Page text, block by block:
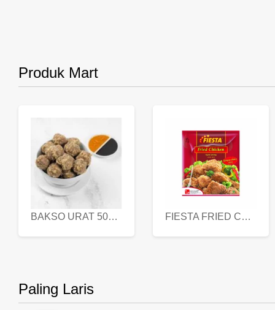
Produk Mart
BAKSO URAT 500 GR FIESTA FRIED CHICKEN 500 GR
Paling Laris